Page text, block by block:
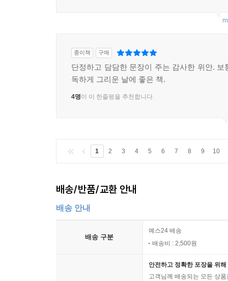
종이책 구매
단정하고 담담한 문장이 주는 감사한 위안. 보
독하게 그리운 날에 좋은 책.
4명이 이 한줄평을 추천합니다.
1 2 3 4 5 6 7 8 9 10
배송/반품/교환 안내
배송 안내
배송 구분
예스24 배송
배송비 : 2,500원
안전하고 정확한 포장을 위
고객님께 배송되는 모든 상